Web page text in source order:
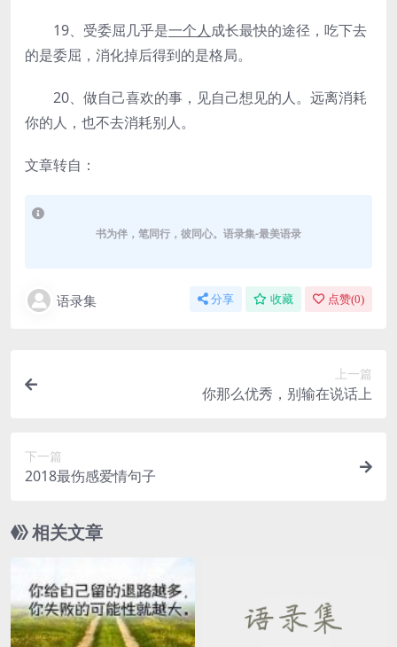
19、受委屈几乎是一个人成长最快的途径，吃下去
的是委屈，消化掉后得到的是格局。
20、做自己喜欢的事，见自己想见的人。远离消耗
你的人，也不去消耗别人。
文章转自：
书为伴，笔同行，彼同心。语录集-最美语录
语录集 分享 收藏 点赞(0)
上一篇
你那么优秀，别输在说话上
下一篇
2018最伤感爱情句子
相关文章